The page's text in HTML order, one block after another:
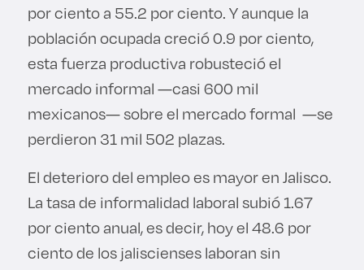
por ciento a 55.2 por ciento. Y aunque la
población ocupada creció 0.9 por ciento,
esta fuerza productiva robusteció el
mercado informal —casi 600 mil
mexicanos— sobre el mercado formal —se
perdieron 31 mil 502 plazas.
El deterioro del empleo es mayor en Jalisco.
La tasa de informalidad laboral subió 1.67
por ciento anual, es decir, hoy el 48.6 por
ciento de los jaliscienses laboran sin